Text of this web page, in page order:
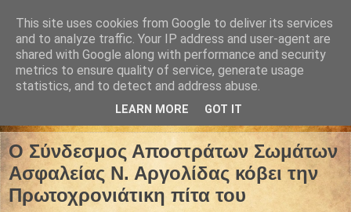
16 Ιανουαρίου 2020
Ο Σύνδεσμος Αποστράτων Σωμάτων
Ασφαλείας Ν. Αργολίδας κόβει την
Πρωτοχρονιάτικη πίτα του
This site uses cookies from Google to deliver its services
and to analyze traffic. Your IP address and user-agent are
shared with Google along with performance and security
metrics to ensure quality of service, generate usage
statistics, and to detect and address abuse.
LEARN MORE GOT IT